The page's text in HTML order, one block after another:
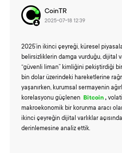
CoinTR
2025-07-18 12:39
2025’in ikinci çeyreği, küresel
belirsizliklerin damga vurduğu, dijital
“güvenli liman” kimliğini pekiştirdiği
bin dolar üzerindeki hareketlerine
yaşanırken, kurumsal sermayenin
korelasyonu güçlenen Bitcoin ,
makroekonomik bir korunma aracı
ikinci çeyreğin dijital varlıklar
derinlemesine analiz ettik.